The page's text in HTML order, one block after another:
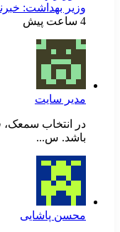
وزیر بهداشت:
4 ساعت پیش
مدیر سایت
در انتخاب سمعک،
باشد. س...
محسن پاشایی